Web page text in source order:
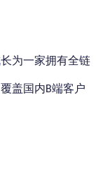
为一家拥有全链
盖国内B端客户